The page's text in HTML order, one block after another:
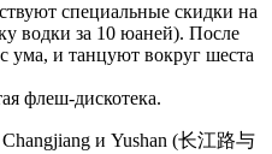
специальные скидки на
водки за 10 юаней). После
ума, и танцуют вокруг шеста
флеш-дискотека.
и Yushan (长江路与